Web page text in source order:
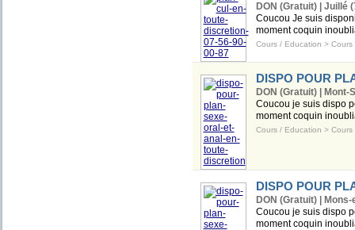
DON (Gratuit) | Juillé
Coucou Je suis
moment coquin
Cours / Education > Cours
DISPO POUR
DON (Gratuit) | Mont-
Coucou je suis dispo
moment coquin
Cours / Education > Cours
DISPO POUR
DON (Gratuit) |
Coucou je suis dispo
moment coquin